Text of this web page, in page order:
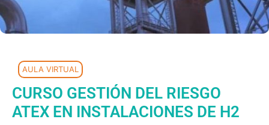
AULA VIRTUAL
CURSO GESTIÓN DEL RIESGO
ATEX EN INSTALACIONES DE H2